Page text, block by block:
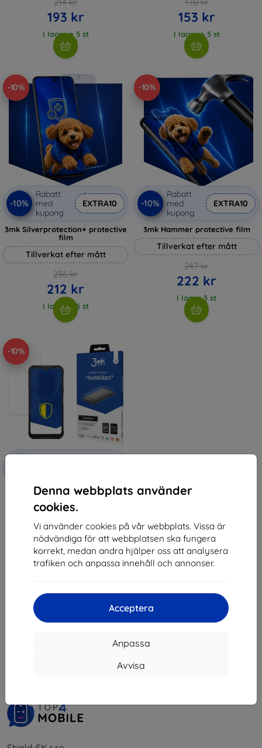
Denna webbplats använder
cookies.
Vi använder cookies på vår webbplats. Vissa är
nödvändiga för att webbplatsen ska fungera
korrekt, medan andra hjälper oss att analysera
trafiken och anpassa innehåll och annonser.
Acceptera
Anpassa
Avvisa
193 kr
I lager > 5 st
153 kr
I lager > 5 st
-10%
-10%
Rabatt
med
kupong
EXTRA10
3mk Silverprotection+ protective
film
Tillverkat efter mått
236 kr
212 kr
I lager > 5 st
-10%
-10%
Rabatt
med
kupong
EXTRA10
3mk Hammer protective film
Tillverkat efter mått
247 kr
222 kr
I lager 3 st
-10%
Rabatt
3mk FlexibleGlass Hybrid glass
for Hammer Blade 3
147 kr
132 kr
I lager 2 st